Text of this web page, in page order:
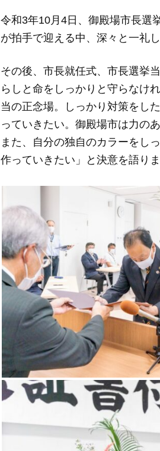
c
e
b
o
o
k
ail ss
e
n
g
er
e
令和3年10月4日、御殿場市長選
が拍手で迎える中、深々と一礼
その後、市長就任式、市長選挙
らしと命をしっかりと守らなけ
当の正念場。しっかり対策をし
っていきたい。御殿場市は力の
また、自分の独自のカラーをし
作っていきたい」と決意を語りま